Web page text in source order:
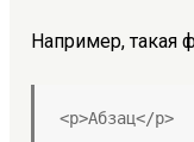
Например, такая
<p>Абзац</p>